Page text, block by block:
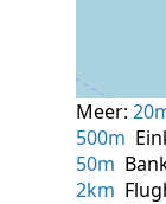
Meer:
500m
50m
2km